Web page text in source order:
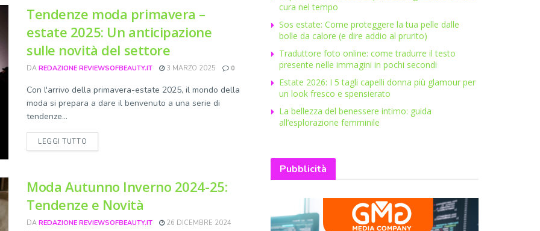
Tendenze moda primavera –
estate 2025: Un anticipazione
sulle novità del settore
DA REDAZIONE REVIEWSOFBEAUTY.IT 3 MARZO 2025 0
Con l'arrivo della primavera-estate 2025, il mondo della
moda si prepara a dare il benvenuto a una serie di
tendenze...
LEGGI TUTTO
Moda Autunno Inverno 2024-25:
Tendenze e Novità
DA REDAZIONE REVIEWSOFBEAUTY.IT
26 DICEMBRE 2024
cura nel tempo
Sos estate: Come proteggere la tua pelle dalle
bolle da calore (e dire addio al prurito)
Traduttore foto online: come tradurre il testo
presente nelle immagini in pochi secondi
Estate 2026: I 5 tagli capelli donna più glamour per
un look fresco e spensierato
La bellezza del benessere intimo: guida
all’esplorazione femminile
Pubblicità